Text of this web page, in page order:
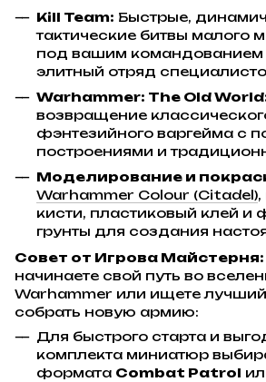
Kill Team: Быстрые,
тактические битвы малого
под вашим командованием
элитный отряд
Warhammer: The Old
возвращение
фэнтезийного варгейма с
построениями и
Моделирование и
Warhammer Colour (Citadel),
кисти, пластиковый клей и
грунты для создания
Совет от Игрова Майстерня:
начинаете свой путь во
Warhammer или ищете
собрать новую армию:
Для быстрого старта и
комплекта миниатюр
формата Combat Patrol